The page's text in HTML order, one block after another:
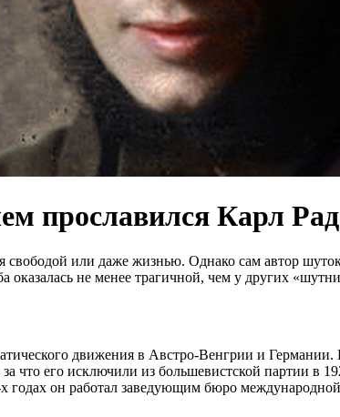
прославился Карл
или даже жизнью. Однако сам автор
оказалась не менее трагичной, чем у других
движения в Австро-Венгрии и
что его исключили из большевистской партии в
годах он работал заведующим бюро